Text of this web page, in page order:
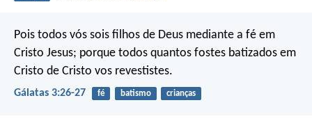
Pois todos vós sois filhos de Deus mediante a fé em
Cristo Jesus; porque todos quantos fostes batizados em
Cristo de Cristo vos revestistes.
Gálatas 3:26-27 fé batismo crianças